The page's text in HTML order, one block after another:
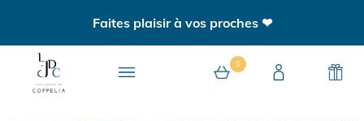
Faites plaisir à vos proches ❤
0